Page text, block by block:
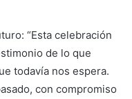
“Esta celebración
de lo que
todavía nos espera.
con compromiso